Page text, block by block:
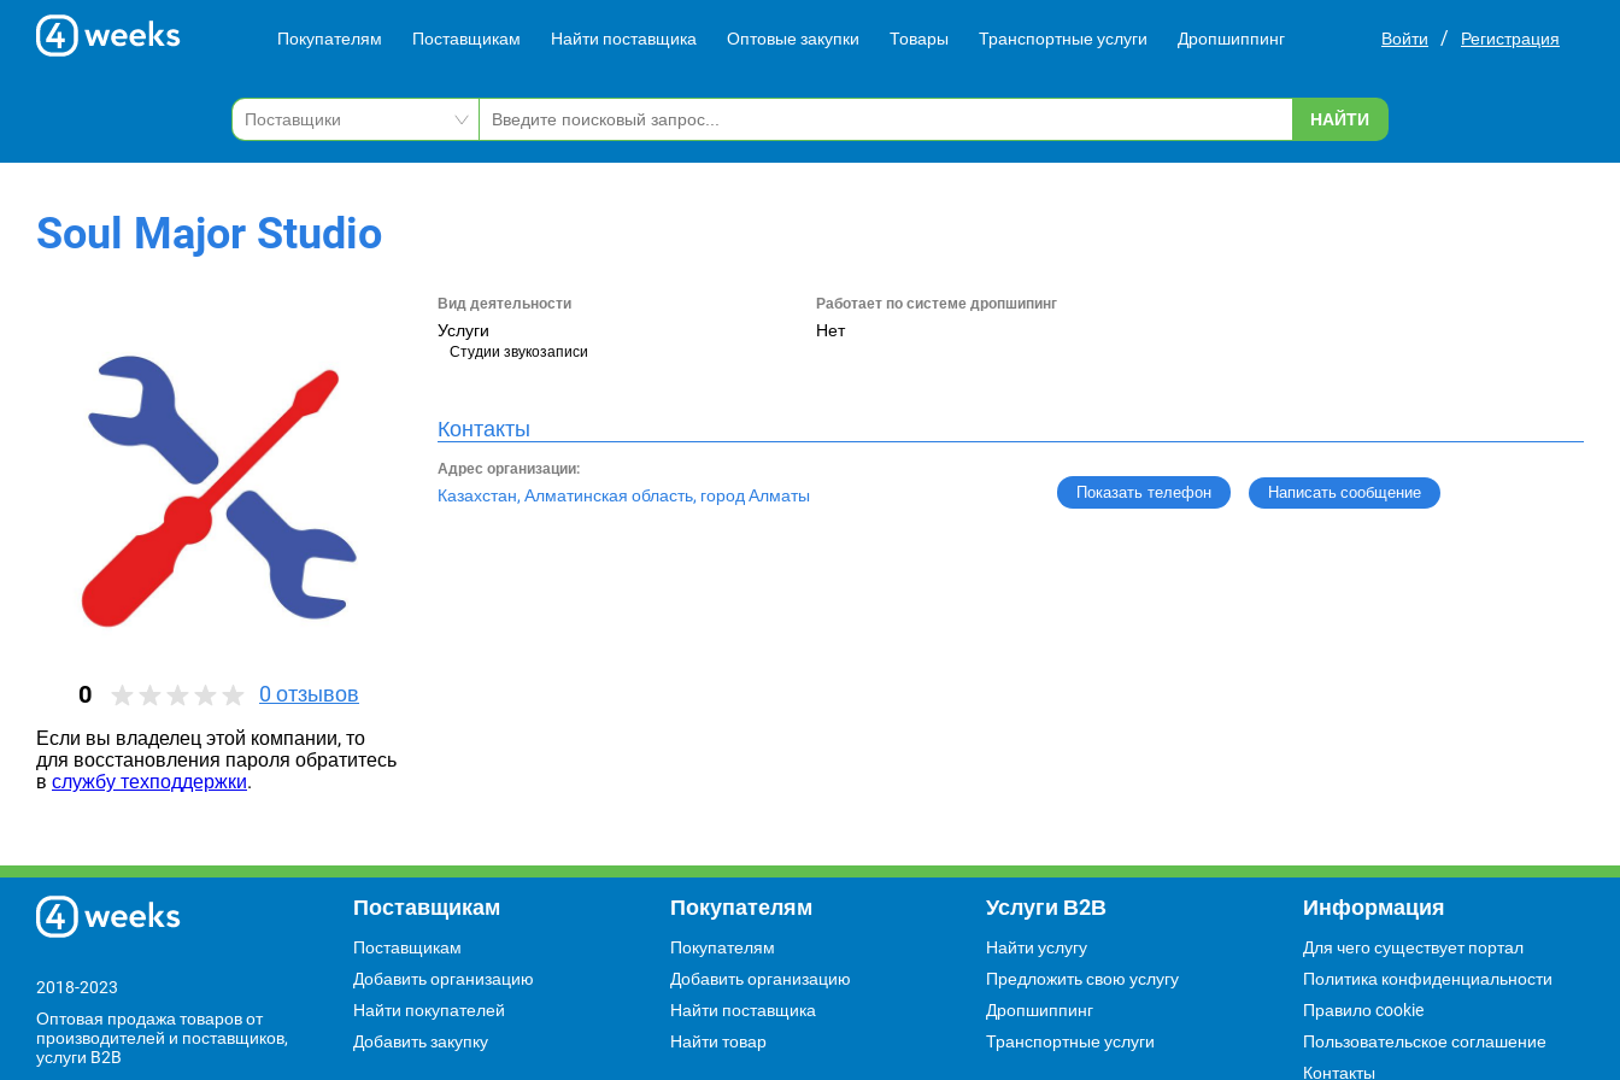
Покупателям Поставщикам Найти поставщика Оптовые закупки Товары Транспортные услуги Дропшиппинг Войти / Регистрация
НАЙТИ
Soul Major Studio
0 0 отзывов
Если вы владелец этой компании, то
для восстановления пароля обратитесь
в службу техподдержки.
Вид деятельности
Услуги
Студии звукозаписи
Работает по системе дропшипинг
Нет
Контакты
Адрес организации:
Казахстан, Алматинская область, город Алматы Показать телефон Написать сообщение
Если Вас заинтересовала наша
организации, напиши нам.
Мы с Вами свяжемся.
2018-2023
Оптовая продажа товаров от
производителей и поставщиков,
услуги B2B
Поставщикам
Поставщикам
Добавить организацию
Найти покупателей
Добавить закупку
Покупателям
Покупателям
Добавить организацию
Найти поставщика
Найти товар
Услуги В2В
Найти услугу
Предложить свою услугу
Дропшиппинг
Транспортные услуги
Информация
Для чего существует портал
Политика конфиденциальности
Правило cookie
Пользовательское соглашение
Контакты